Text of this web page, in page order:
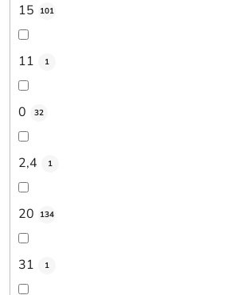
15 101
11 1
0 32
2,4 1
20 134
31 1